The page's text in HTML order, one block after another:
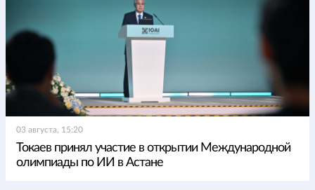
03 августа, 15:20
Токаев принял участие в открытии Международной
олимпиады по ИИ в Астане